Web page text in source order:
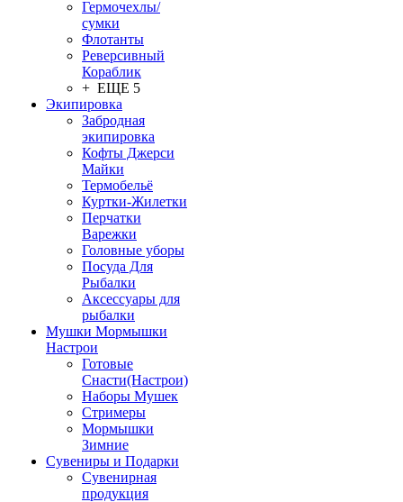
Гермочехлы/
сумки
Флотанты
Реверсивный
Кораблик
+ ЕЩЕ 5
Экипировка
Забродная
экипировка
Кофты Джерси
Майки
Термобельё
Куртки-Жилетки
Перчатки
Варежки
Головные уборы
Посуда Для
Рыбалки
Аксессуары для
рыбалки
Мушки Мормышки
Настрои
Готовые
Снасти(Настрои)
Наборы Мушек
Стримеры
Мормышки
Зимние
Сувениры и Подарки
Сувенирная
продукция